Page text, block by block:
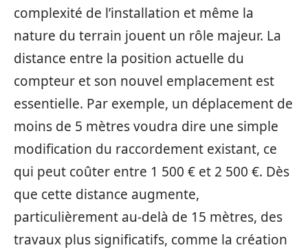
complexité de l’installation et même la
nature du terrain jouent un rôle majeur. La
distance entre la position actuelle du
compteur et son nouvel emplacement est
essentielle. Par exemple, un déplacement de
moins de 5 mètres voudra dire une simple
modification du raccordement existant, ce
qui peut coûter entre 1 500 € et 2 500 €. Dès
que cette distance augmente,
particulièrement au-delà de 15 mètres, des
travaux plus significatifs, comme la création